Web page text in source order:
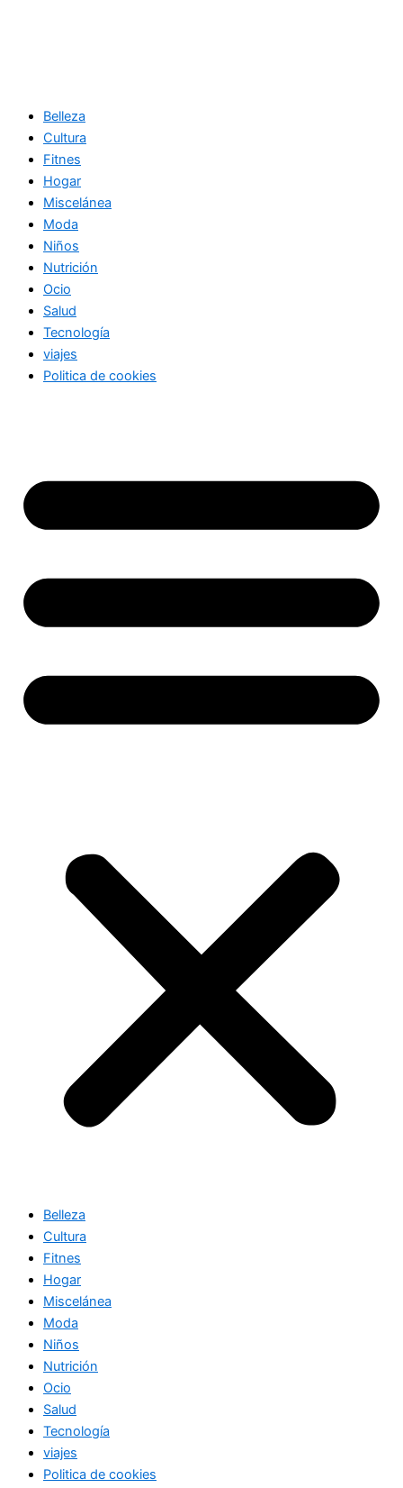
Belleza
Cultura
Fitnes
Hogar
Miscelánea
Moda
Niños
Nutrición
Ocio
Salud
Tecnología
viajes
Politica de cookies
Belleza
Cultura
Fitnes
Hogar
Miscelánea
Moda
Niños
Nutrición
Ocio
Salud
Tecnología
viajes
Politica de cookies